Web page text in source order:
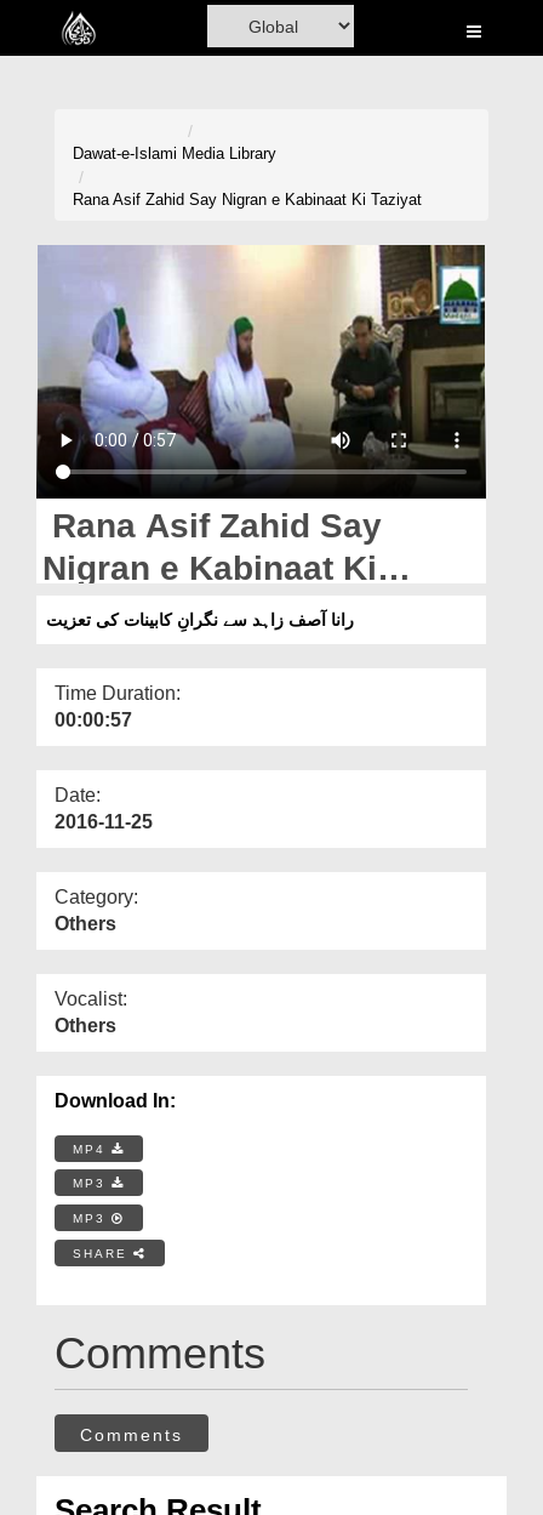
Home
Rohani Ilaj
Donation
Blog
Magazine
Dawat-e-Islami Media Library
Rana Asif Zahid Say Nigran e Kabinaat Ki Taziyat
Rana Asif Zahid Say
Nigran e Kabinaat Ki
Taziyat
رانا آصف زاہد سے نگرانِ کابینات کی تعزیت
Time Duration:
00:00:57
Date:
2016-11-25
Category:
Others
Vocalist:
Others
Download In:
MP4
MP3
MP3
SHARE
Comments
Comments